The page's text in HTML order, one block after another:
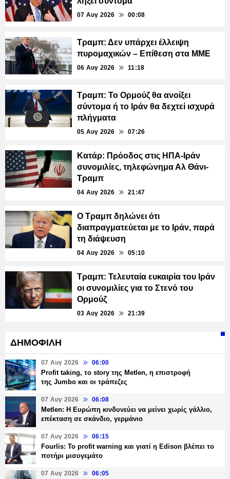
07 Αυγ 2026 00:08
Τραμπ: Δεν υπάρχει έλλειψη
πυρομαχικών – Επίθεση στα ΜΜΕ
06 Αυγ 2026 11:18
Τραμπ: Το Ορμούζ θα ανοίξει
σύντομα ή το Ιράν θα δεχτεί ισχυρά
πλήγματα
05 Αυγ 2026 07:26
Κατάρ: Πρόοδος στις ΗΠΑ-Ιράν
συνομιλίες, τηλεφώνημα Αλ Θάνι-
Τραμπ
04 Αυγ 2026 21:47
Ο Τραμπ δηλώνει ότι
διαπραγματεύεται με το Ιράν, παρά
τη διάψευση
04 Αυγ 2026 05:10
Τραμπ: Τελευταία ευκαιρία του Ιράν
οι συνομιλίες για το Στενό του
Ορμούζ
03 Αυγ 2026 21:39
ΔΗΜΟΦΙΛΗ
07 Αυγ 2026 06:00
Profit taking, το story της Metlen, η επιστροφή
της Jumbo και οι τράπεζες
07 Αυγ 2026 06:08
Metlen: Η Ευρώπη κινδυνεύει να μείνει χωρίς γάλλιο,
επέκταση σε σκάνδιο, γερμάνιο
07 Αυγ 2026 06:15
Fourlis: Το profit warning και γιατί η Edison βλέπει το
ποτήρι μισογεμάτο
07 Αυγ 2026 06:05